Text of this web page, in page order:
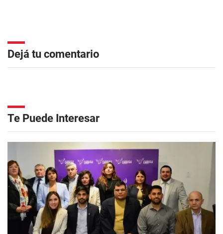
Dejá tu comentario
Te Puede Interesar